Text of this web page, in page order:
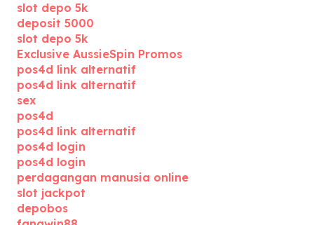
slot depo 5k
deposit 5000
slot depo 5k
Exclusive AussieSpin Promos
pos4d link alternatif
pos4d link alternatif
sex
pos4d
pos4d link alternatif
pos4d login
pos4d login
perdagangan manusia online
slot jackpot
depobos